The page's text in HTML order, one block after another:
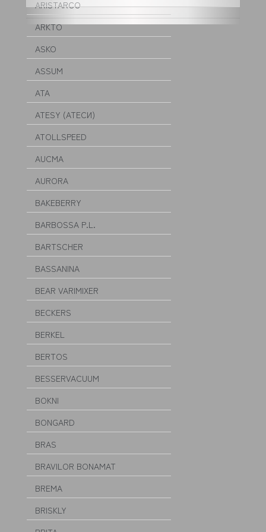
ARISTARCO
ARKTO
ASKO
ASSUM
ATA
ATESY (АТЕСИ)
ATOLLSPEED
AUCMA
AURORA
BAKEBERRY
BARBOSSA P.L.
BARTSCHER
BASSANINA
BEAR VARIMIXER
BECKERS
BERKEL
BERTOS
BESSERVACUUM
BOKNI
BONGARD
BRAS
BRAVILOR BONAMAT
BREMA
BRISKLY